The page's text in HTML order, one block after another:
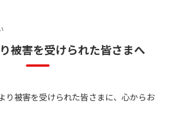
被害を受けられた皆さまへ
り被害を受けられた皆さまに、心からお